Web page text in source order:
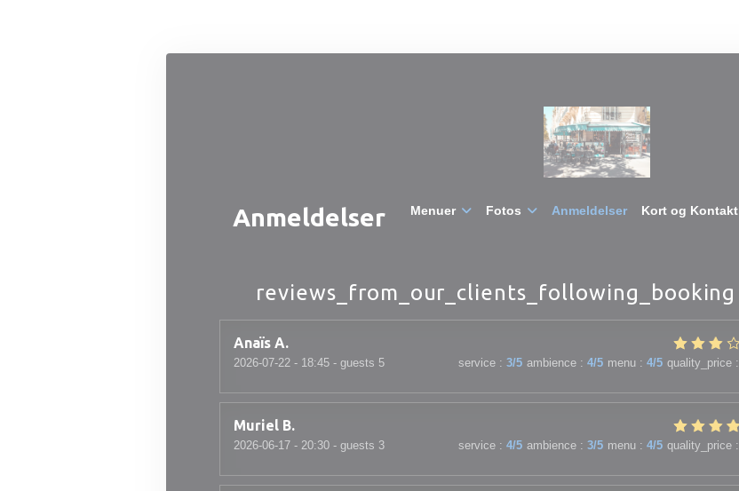
Menuer Fotos Anmeldelser Kort og Kontakt
Anmeldelser
reviews_from_our_clients_following_booking
Anaïs A
2026-07-22 - 18:45 - guests 5 service: 3/5 ambience: 4/5 menu: 4/5 quality_price:
Muriel B
2026-06-17 - 20:30 - guests 3 service: 4/5 ambience: 3/5 menu: 4/5 quality_price: